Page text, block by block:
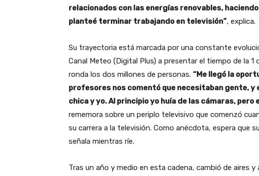
relacionados con las energías renovables,
planteé terminar trabajando en televisión”, explica.
Su trayectoria está marcada por una constante
Canal Meteo (Digital Plus) a presentar el tiempo de la 1
ronda los dos millones de personas. “Me llegó la
profesores nos comentó que necesitaban gente, y
chica y yo. Al principio yo huía de las cámaras,
rememora sobre un periplo televisivo que comenzó
su carrera a la televisión. Como anécdota, espera que
señala mientras ríe.
Tras un año y medio en esta cadena, cambió de aires